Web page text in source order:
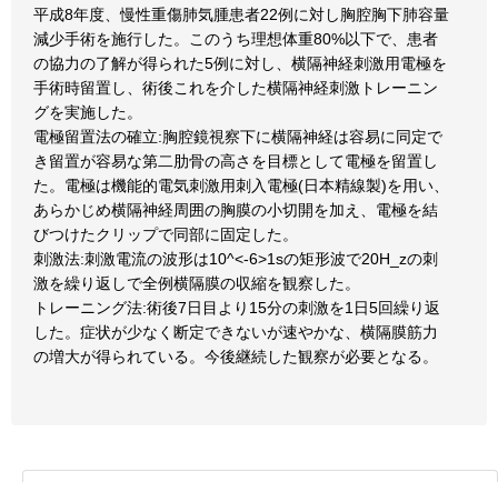
平成8年度、慢性重傷肺気腫患者22例に対し胸腔胸下肺容量
減少手術を施行した。このうち理想体重80%以下で、患者
の協力の了解が得られた5例に対し、横隔神経刺激用電極を
手術時留置し、術後これを介した横隔神経刺激トレーニン
グを実施した。
電極留置法の確立:胸腔鏡視察下に横隔神経は容易に同定で
き留置が容易な第二肋骨の高さを目標として電極を留置し
た。電極は機能的電気刺激用刺入電極(日本精線製)を用い、
あらかじめ横隔神経周囲の胸膜の小切開を加え、電極を結
びつけたクリップで同部に固定した。
刺激法:刺激電流の波形は10^<-6>1sの矩形波で20H_zの刺
激を繰り返しで全例横隔膜の収縮を観察した。
トレーニング法:術後7日目より15分の刺激を1日5回繰り返
した。症状が少なく断定できないが速やかな、横隔膜筋力
の増大が得られている。今後継続した観察が必要となる。